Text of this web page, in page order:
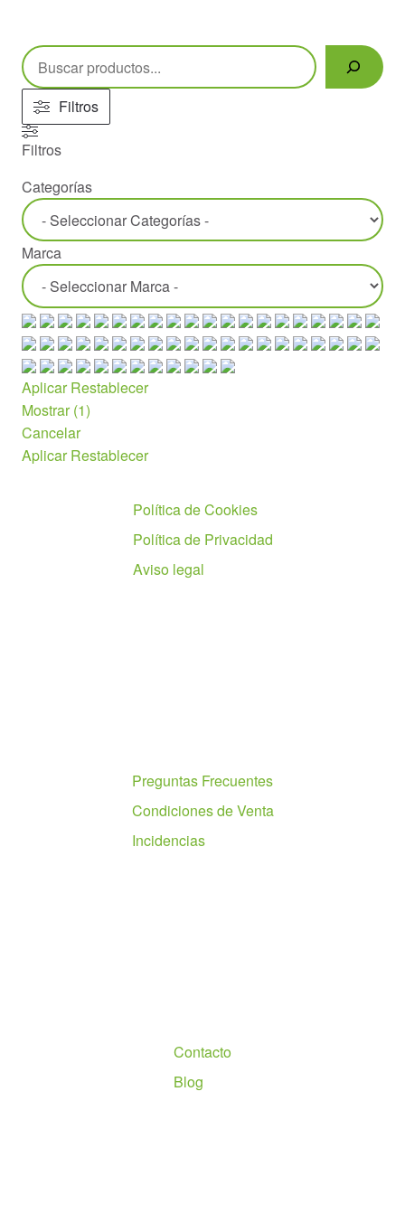
Buscar
Filtros
Filtros
Categorías
Marca
Aplicar Restablecer
Mostrar(1)
Cancelar
Aplicar Restablecer
Política de Cookies
Política de Privacidad
Aviso legal
Preguntas Frecuentes
Condiciones de Venta
Incidencias
Contacto
Blog